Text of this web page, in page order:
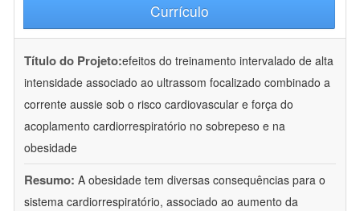
Currículo
Título do Projeto:efeitos do treinamento intervalado de alta
intensidade associado ao ultrassom focalizado combinado a
corrente aussie sob o risco cardiovascular e força do
acoplamento cardiorrespiratório no sobrepeso e na
obesidade
Resumo: A obesidade tem diversas consequências para o
sistema cardiorrespiratório, associado ao aumento da